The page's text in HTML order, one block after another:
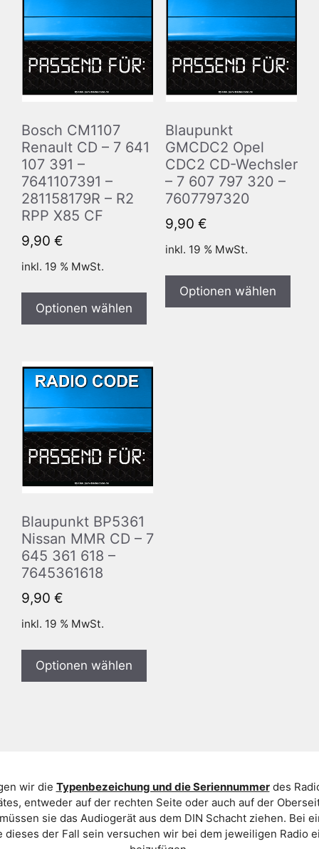
Bosch CM1107
Renault CD – 7 641
107 391 –
7641107391 –
281158179R – R2
RPP X85 CF
9,90 €
inkl. 19 % MwSt.
Optionen wählen
Blaupunkt
GMCDC2 Opel
CDC2 CD-Wechsler
– 7 607 797 320 –
7607797320
9,90 €
inkl. 19 % MwSt.
Optionen wählen
Blaupunkt BP5361
Nissan MMR CD – 7
645 361 618 –
7645361618
9,90 €
inkl. 19 % MwSt.
Optionen wählen
wir die Typenbezeichung und die Seriennummerdes
entweder auf der rechten Seite oder auch auf der
sie das Audiogerät aus dem DIN Schacht ziehen. Bei
der Fall sein versuchen wir bei dem jeweiligen Radio